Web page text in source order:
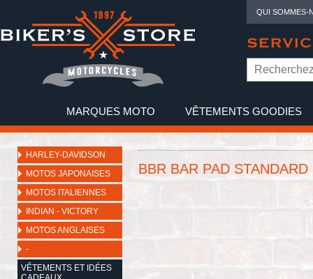
QUI SOMMES-
MARQUES MOTO VÊTEMENTS GOODIES
HARLEY-DAVIDSON
MOTOS JAPONAISES
MOTOS ITALIENNES
INDIAN - VICTORY
MOTOS ANGLAISES
-
VÊTEMENTS ET IDÉES
BBR BAR PAD STANDARD